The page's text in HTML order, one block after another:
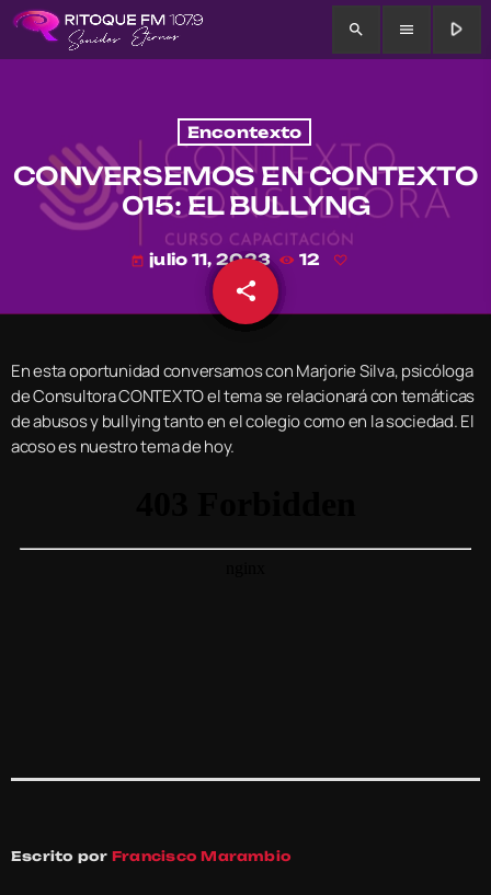
search menu play_arrow
Encontexto
CONVERSEMOS EN CONTEXTO
015: EL BULLYNG
today julio 11, 2023 12
share
email
En esta oportunidad conversamos con Marjorie Silva, psicóloga
de Consultora CONTEXTO el tema se relacionará con temáticas
de abusos y bullying tanto en el colegio como en la sociedad. El
acoso es nuestro tema de hoy.
Escrito por Francisco Marambio